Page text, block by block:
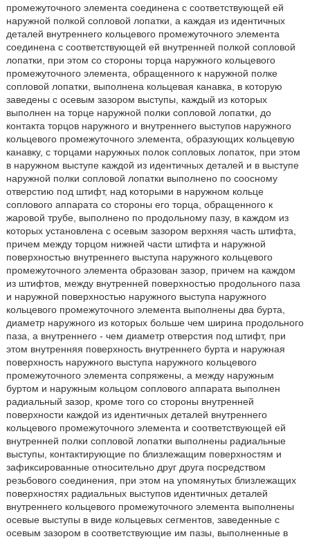
промежуточного элемента соединена с соответствующей ей
наружной полкой сопловой лопатки, а каждая из идентичных
деталей внутреннего кольцевого промежуточного элемента
соединена с соответствующей ей внутренней полкой сопловой
лопатки, при этом со стороны торца наружного кольцевого
промежуточного элемента, обращенного к наружной полке
сопловой лопатки, выполнена кольцевая канавка, в которую
заведены с осевым зазором выступы, каждый из которых
выполнен на торце наружной полки сопловой лопатки, до
контакта торцов наружного и внутреннего выступов наружного
кольцевого промежуточного элемента, образующих кольцевую
канавку, с торцами наружных полок сопловых лопаток, при этом
в наружном выступе каждой из идентичных деталей и в выступе
наружной полки сопловой лопатки выполнено по соосному
отверстию под штифт, над которыми в наружном кольце
соплового аппарата со стороны его торца, обращенного к
жаровой трубе, выполнено по продольному пазу, в каждом из
которых установлена с осевым зазором верхняя часть штифта,
причем между торцом нижней части штифта и наружной
поверхностью внутреннего выступа наружного кольцевого
промежуточного элемента образован зазор, причем на каждом
из штифтов, между внутренней поверхностью продольного паза
и наружной поверхностью наружного выступа наружного
кольцевого промежуточного элемента выполнены два бурта,
диаметр наружного из которых больше чем ширина продольного
паза, а внутреннего - чем диаметр отверстия под штифт, при
этом внутренняя поверхность внутреннего бурта и наружная
поверхность наружного выступа наружного кольцевого
промежуточного элемента сопряжены, а между наружным
буртом и наружным кольцом соплового аппарата выполнен
радиальный зазор, кроме того со стороны внутренней
поверхности каждой из идентичных деталей внутреннего
кольцевого промежуточного элемента и соответствующей ей
внутренней полки сопловой лопатки выполнены радиальные
выступы, контактирующие по близлежащим поверхностям и
зафиксированные относительно друг друга посредством
резьбового соединения, при этом на упомянутых близлежащих
поверхностях радиальных выступов идентичных деталей
внутреннего кольцевого промежуточного элемента выполнены
осевые выступы в виде кольцевых сегментов, заведенные с
осевым зазором в соответствующие им пазы, выполненные в